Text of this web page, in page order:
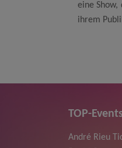
eine
ihrem
TOP-
André Rieu